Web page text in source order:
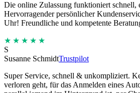
Die online Zulassung funktioniert schnell,
Hervorragender persönlicher
Uhr! Freundliche und kompetente
★★★★★
S
Susanne SchmidtTrustpilot
Super Service, schnell & unkompliziert.
verloren geht, für das Anmelden eines